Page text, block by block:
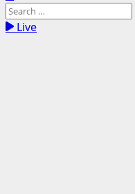
Search
for:Live